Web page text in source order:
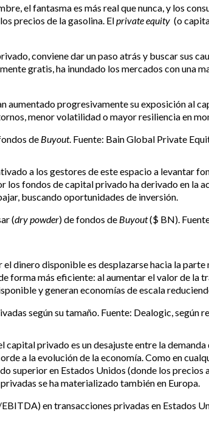
el fantasma es más real que nunca, y los
precios de la gasolina. Elprivate equity (o
conviene dar un paso atrás y buscar sus
gratis, ha inundado los mercados con una
aumentado progresivamente su exposición al
menor volatilidad o mayor resiliencia en
de Buyout. Fuente: Bain Global Private
a los gestores de este espacio a levantar
fondos de capital privado ha derivado en la
buscando oportunidades de inversión.
(dry powder) de fondos de Buyout($ BN).
dinero disponible es desplazarse hacia la
forma más eficiente: al aumentar el valor de la
y generan economías de escala
según su tamaño. Fuente: Dealogic,
capital privado es un desajuste entre la
a la evolución de la economía. Como en
superior en Estados Unidos (donde los
se ha materializado también en Europa.
en transacciones privadas en Estados